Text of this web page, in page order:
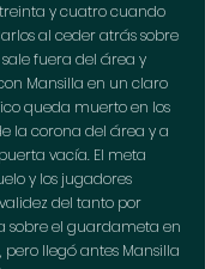
y cuatro cuando
al ceder atrás sobre
fuera del área y
Mansilla en un claro
queda muerto en los
la corona del área y a
vacía. El meta
y los jugadores
del tanto por
sobre el guardameta en
llegó antes Mansilla